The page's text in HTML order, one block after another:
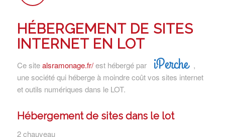
HÉBERGEMENT DE SITES
INTERNET EN LOT
Ce sitealsramonage.fr/est hébergé par iPerche ,
une société qui héberge à moindre coût vos sites internet
et outils numériques dans le LOT.
Hébergement de sites dans le lot
2 chauveau